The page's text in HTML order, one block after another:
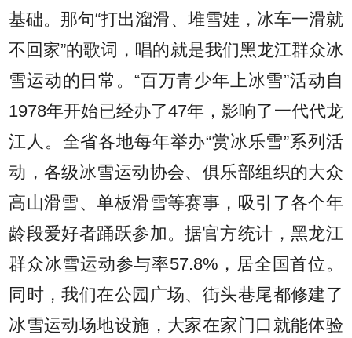
基础。那句“打出溜滑、堆雪娃，冰车一滑就
不回家”的歌词，唱的就是我们黑龙江群众冰
雪运动的日常。“百万青少年上冰雪”活动自
1978年开始已经办了47年，影响了一代代龙
江人。全省各地每年举办“赏冰乐雪”系列活
动，各级冰雪运动协会、俱乐部组织的大众
高山滑雪、单板滑雪等赛事，吸引了各个年
龄段爱好者踊跃参加。据官方统计，黑龙江
群众冰雪运动参与率57.8%，居全国首位。
同时，我们在公园广场、街头巷尾都修建了
冰雪运动场地设施，大家在家门口就能体验